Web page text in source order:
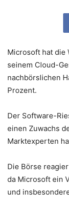
Microsoft hat die
seinem Cloud-
nachbörslichen
Prozent.
Der Software-
einen Zuwachs
Marktexperten
Die Börse
da Microsoft ein
und